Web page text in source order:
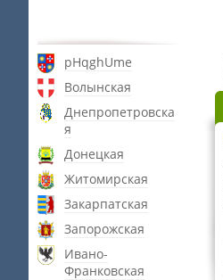
pHqghUme
Волынская
Днепропетровска
я
Донецкая
Житомирская
Закарпатская
Запорожская
Ивано-
Франковская